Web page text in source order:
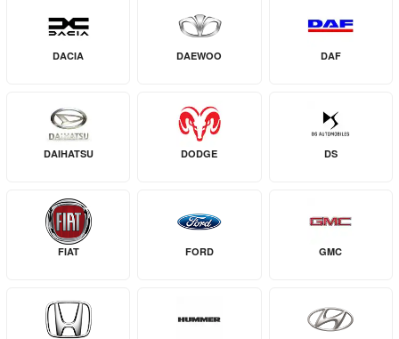
DACIA DAEWOO DAF
DAIHATSU DODGE DS
FIAT FORD GMC